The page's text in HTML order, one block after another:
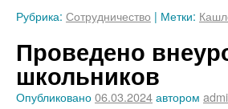
Рубрика: Сотрудничество | Метки:
Проведено
школьников
Опубликовано06.03.2024автором